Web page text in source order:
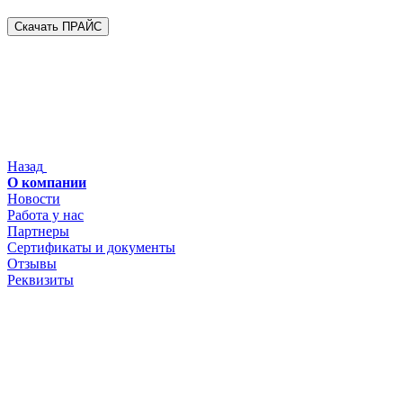
Скачать ПРАЙС
Назад
О компании
Новости
Работа у нас
Партнеры
Сертификаты и документы
Отзывы
Реквизиты